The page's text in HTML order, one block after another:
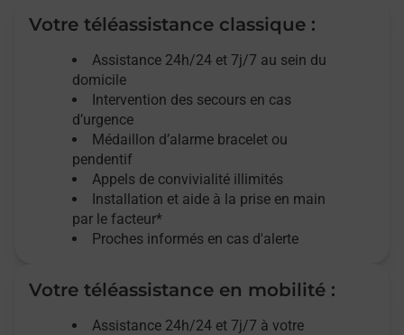
Votre téléassistance classique :
Assistance 24h/24 et 7j/7 au sein du
domicile
Intervention des secours en cas
d’urgence
Médaillon d’alarme bracelet ou
pendentif
Appels de convivialité illimités
Installation et aide à la prise en main
par le facteur*
Proches informés en cas d'alerte
Votre téléassistance en mobilité :
Assistance 24h/24 et 7j/7 à votre